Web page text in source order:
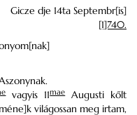
Gicze dje 14ta Septembr[is]
[1]740.
vagyis 11maeAugusti kőlt
világossan meg irtam,